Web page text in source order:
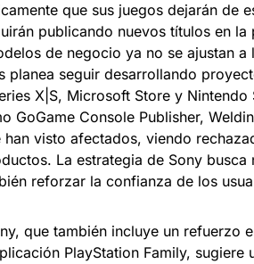
que sus juegos dejarán de
publicando nuevos títulos en
de negocio ya no se ajustan
planea seguir desarrollando
X|S, Microsoft Store y
GoGame Console Publisher,
han visto afectados, viendo
La estrategia de Sony
reforzar la confianza de los
que también incluye un refuerzo
PlayStation Family, sugiere